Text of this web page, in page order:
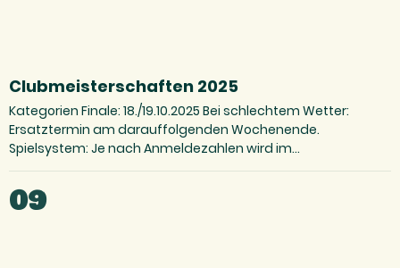
Clubmeisterschaften 2025
Kategorien Finale: 18./19.10.2025 Bei schlechtem Wetter:
Ersatztermin am darauffolgenden Wochenende.
Spielsystem: Je nach Anmeldezahlen wird im
Kästchensystem oder Ko-Runde mit…
09